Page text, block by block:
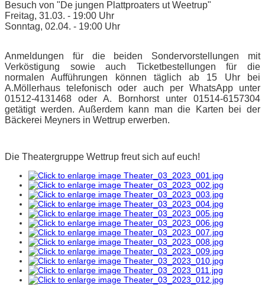
Besuch von "De jungen Plattproaters ut Weetrup"
Freitag, 31.03. - 19:00 Uhr
Sonntag, 02.04. - 19:00 Uhr
Anmeldungen für die beiden Sondervorstellungen mit
Verköstigung sowie auch Ticketbestellungen für die
normalen Aufführungen können täglich ab 15 Uhr bei
A.Möllerhaus telefonisch oder auch per WhatsApp unter
01512-4131468 oder A. Bornhorst unter 01514-6157304
getätigt werden. Außerdem kann man die Karten bei der
Bäckerei Meyners in Wettrup erwerben.
Die Theatergruppe Wettrup freut sich auf euch!